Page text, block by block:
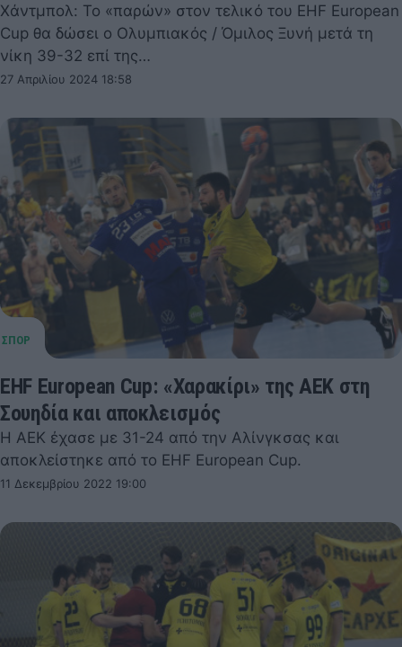
Χάντμπολ: Το «παρών» στον τελικό του EHF European
Cup θα δώσει ο Ολυμπιακός / Όμιλος Ξυνή μετά τη
νίκη 39-32 επί της…
27 Απριλίου 2024 18:58
EHF European Cup: «Χαρακίρι» της ΑΕΚ στη
Σουηδία και αποκλεισμός
Η ΑΕΚ έχασε με 31-24 από την Αλίνγκσας και
αποκλείστηκε από το EHF European Cup.
11 Δεκεμβρίου 2022 19:00